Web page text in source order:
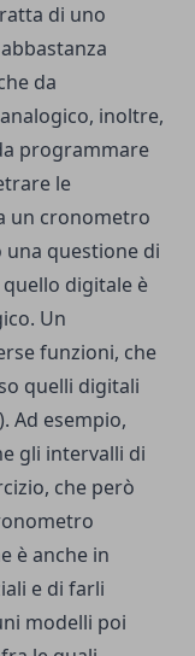
di uno
da
inoltre,
programmare
le
un cronometro
questione di
digitale è
Un
funzioni, che
quelli digitali
Ad esempio,
gli intervalli di
che però
è anche in
e di farli
modelli poi